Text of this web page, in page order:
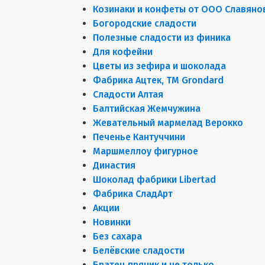
Козинаки и конфеты от ООО
Богородские сладости
Полезные сладости из финика
Для кофейни
Цветы из зефира и шоколада
Фабрика Ацтек, ТМ Grondard
Сладости Алтая
Балтийская Жемчужина
Жевательный мармелад Верокко
Печенье Кантуччини
Маршмеллоу фигурное
Династия
Шоколад фабрики Libertad
Фабрика СладАрт
Акции
Новинки
Без сахара
Белёвские сладости